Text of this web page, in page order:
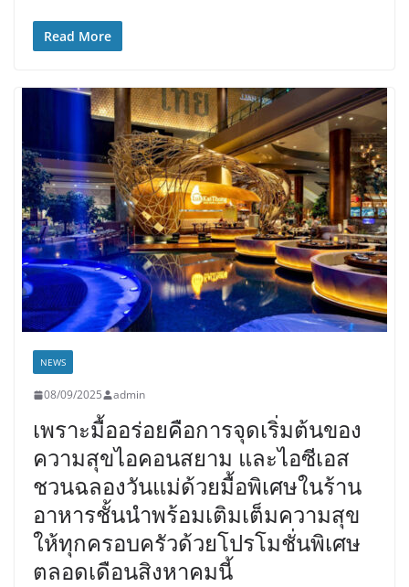
Read More
NEWS
08/09/2025 admin
เพราะมื้ออร่อยคือการจุดเริ่มต้นของ
ความสุขไอคอนสยาม และไอซีเอส
ชวนฉลองวันแม่ด้วยมื้อพิเศษในร้าน
อาหารชั้นนำพร้อมเติมเต็มความสุข
ให้ทุกครอบครัวด้วยโปรโมชั่นพิเศษ
ตลอดเดือนสิงหาคมนี้